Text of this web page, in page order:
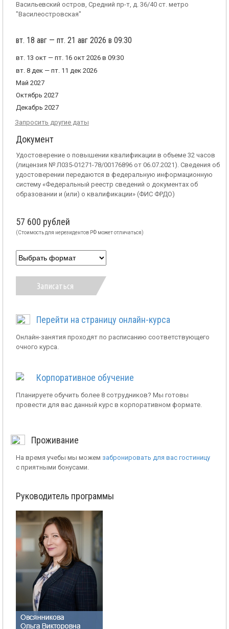
Васильевский остров, Средний пр-т, д. 36/40 ст. метро
"Василеостровская"
вт. 18 авг — пт. 21 авг 2026 в 09:30
вт. 13 окт — пт. 16 окт 2026 в 09:30
вт. 8 дек — пт. 11 дек 2026
Май 2027
Октябрь 2027
Декабрь 2027
Запросить другие даты
Документ
Удостоверение о повышении квалификации в объеме 32 часов
(лицензия № Л035-01271-78/00176896 от 06.07.2021). Сведения об
удостоверении передаются в федеральную информационную
систему «Федеральный реестр сведений о документах об
образовании и (или) о квалификации» (ФИС ФРДО)
57 600 рублей
(Стоимость для нерезидентов РФ может отличаться)
Записаться
Перейти на страницу онлайн-курса
Онлайн-занятия проходят по расписанию соответствующего
очного курса.
Корпоративное обучение
Планируете обучить более 8 сотрудников? Мы готовы
провести для вас данный курс в корпоративном формате.
Проживание
На время учебы мы можем забронировать для вас гостиницу
с приятными бонусами.
Руководитель программы